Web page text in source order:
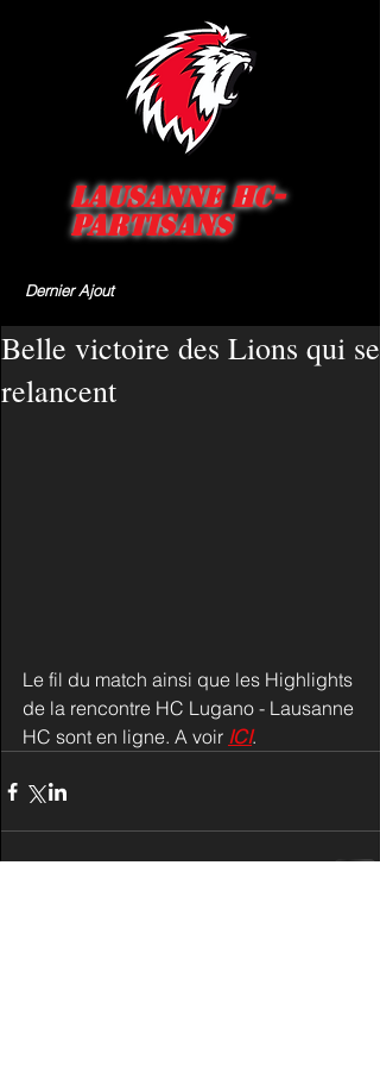
Lausanne HC-
Partisans
Dernier Ajout
Belle victoire des Lions qui se
relancent
Le fil du match ainsi que les Highlights
de la rencontre HC Lugano - Lausanne
HC sont en ligne. A voir ICI.